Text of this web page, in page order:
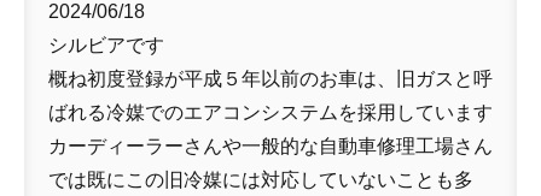
2024/06/18
シルビアです
概ね初度登録が平成５年以前のお車は、旧ガスと呼
ばれる冷媒でのエアコンシステムを採用しています
カーディーラーさんや一般的な自動車修理工場さん
では既にこの旧冷媒には対応していないことも多